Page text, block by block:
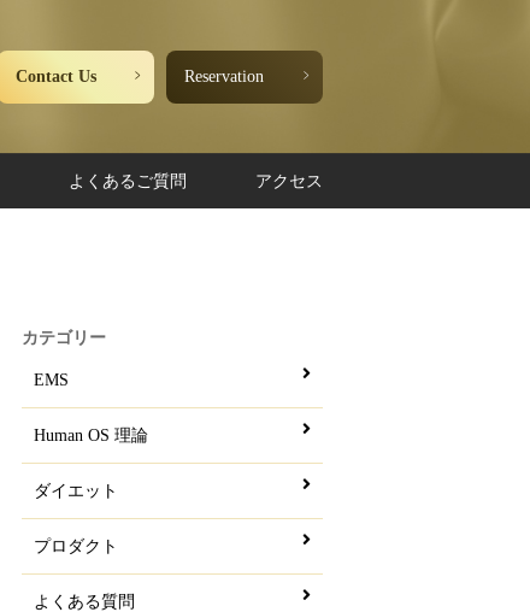
Contact Us Reservation
よくあるご質問 アクセス
カテゴリー
EMS
Human OS 理論
ダイエット
プロダクト
よくある質問